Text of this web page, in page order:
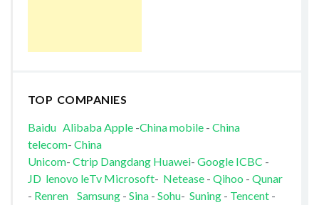
TOP COMPANIES
Baidu AlibabaApple-China mobile- China
telecom- China
Unicom- Ctrip Dangdang Huawei- Google ICBC -
JD lenovo leTv Microsoft- Netease- Qihoo - Qunar
- Renren Samsung- Sina- Sohu- Suning- Tencent-